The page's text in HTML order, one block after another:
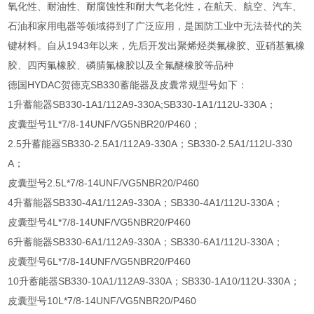
氧化性、耐油性、耐腐蚀性和耐大气老化性，在航天、航空、汽车、
石油和家用电器等领域得到了广泛应用，是国防工业中无法替代的关
键材料。自从1943年以来，先后开发出聚烯烃类氟橡胶、亚硝基氟橡
胶、四丙氟橡胶、磷腈氟橡胶以及全氟醚橡胶等品种
德国HYDAC贺德克SB330蓄能器及皮囊常规型号如下：
1升蓄能器SB330-1A1/112A9-330A;SB330-1A1/112U-330A；
皮囊型号1L*7/8-14UNF/VG5NBR20/P460；
2.5升蓄能器SB330-2.5A1/112A9-330A；SB330-2.5A1/112U-330
A；
皮囊型号2.5L*7/8-14UNF/VG5NBR20/P460
4升蓄能器SB330-4A1/112A9-330A；SB330-4A1/112U-330A；
皮囊型号4L*7/8-14UNF/VG5NBR20/P460
6升蓄能器SB330-6A1/112A9-330A；SB330-6A1/112U-330A；
皮囊型号6L*7/8-14UNF/VG5NBR20/P460
10升蓄能器SB330-10A1/112A9-330A；SB330-1A10/112U-330A；
皮囊型号10L*7/8-14UNF/VG5NBR20/P460